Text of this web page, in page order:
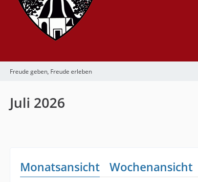
Freude geben, Freude erleben
Juli 2026
Monatsansicht Wochenansicht